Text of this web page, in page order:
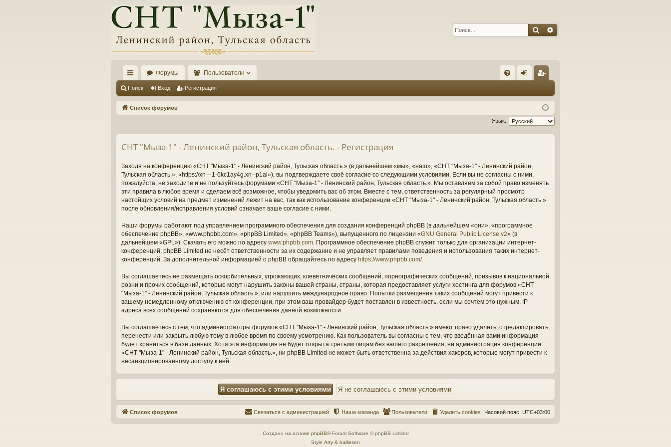
ПоискРасширенный поиск
с
ы
и
Форумы Пользователи
Q д ис
тр
ац
Поиск Вход Регистрация
Список форумов
Язык:
СНТ "Мыза-1" - Ленинский район, Тульская область. - Регистрация
Заходя на конференцию «СНТ "Мыза-1" - Ленинский район, Тульская область.» (в дальнейшем «мы», «наш», «СНТ "Мыза-1" - Ленинский район,
Тульская область.», «https://xn---1-6kc1ay4g.xn--p1ai»), вы подтверждаете своё согласие со следующими условиями. Если вы не согласны с ними,
пожалуйста, не заходите и не пользуйтесь форумами «СНТ "Мыза-1" - Ленинский район, Тульская область.». Мы оставляем за собой право изменять
эти правила в любое время и сделаем всё возможное, чтобы уведомить вас об этом. Вместе с тем, ответственность за регулярный просмотр
настойщих условий на предмет изменений лежит на вас, так как использование конференции «СНТ "Мыза-1" - Ленинский район, Тульская область.»
после обновления/исправления условий означает ваше согласие с ними.
Наши форумы работают под управлением программного обеспечения для создания конференций phpBB (в дальнейшем «они», «программное
обеспечение phpBB», «www.phpbb.com», «phpBB Limited», «phpBB Teams»), выпущенного по лицензии «GNU General Public License v2» (в
дальнейшем «GPL»). Скачать его можно по адресу www.phpbb.com. Программное обеспечение phpBB служит только для организации интернет-
конференций; phpBB Limited не несёт ответственности за их содержание и не управляет правилами поведения и использования таких интернет-
конференций. За дополнительной информацией о phpBB обращайтесь по адресу https://www.phpbb.com/.
Вы соглашаетесь не размещать оскорбительных, угрожающих, клеветнических сообщений, порнографических сообщений, призывов к национальной
розни и прочих сообщений, которые могут нарушить законы вашей страны, страны, которая предоставляет услуги хостинга для форумов «СНТ
"Мыза-1" - Ленинский район, Тульская область.», или нарушить международное право. Попытки размещения таких сообщений могут привести к
вашему немедленному отключению от конференции, при этом ваш провайдер будет поставлен в известность, если мы сочтём это нужным. IP-
адреса всех сообщений сохраняются для обеспечения данной возможности.
Вы соглашаетесь с тем, что администраторы форумов «СНТ "Мыза-1" - Ленинский район, Тульская область.» имеют право удалить, отредактировать,
перенести или закрыть любую тему в любое время по своему усмотрению. Как пользователь вы согласны с тем, что введённая вами информация
будет храниться в базе данных. Хотя эта информация не будет открыта третьим лицам без вашего разрешения, ни администрация конференции
«СНТ "Мыза-1" - Ленинский район, Тульская область.», ни phpBB Limited не может быть ответственна за действия хакеров, которые могут привести к
несанкционированному доступу к ней.
Список форумов Часовой пояс: UTC+03:00
Удалить cookies
Пользователи
Наша команда
Связаться с администрацией
Создано на основе phpBB® Forum Software © phpBB Limited
Style Arty & halilesen